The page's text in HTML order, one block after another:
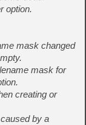
option.
mask changed
mask for
creating or
by a